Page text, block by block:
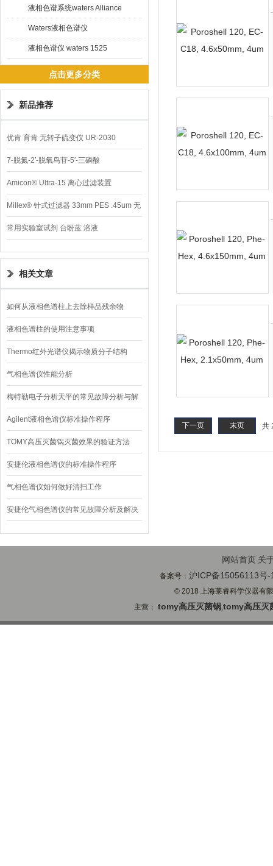
液相色谱系统waters Alliance
HPLC
Waters液相色谱仪
液相色谱仪 waters 1525
点击更多分类
新品推荐
优肯 育肯 无转子硫变仪 UR-2030
7-脱氮-2′-脱氧鸟苷-5′-三磷酸
Amicon® Ultra-15 离心过滤装置
Millex® 针式过滤器 33mm PES .45um 无
菌
常用实验室试剂 台盼蓝 溶液
相关文章
如何从液相色谱柱上去除样品残余物
液相色谱柱的使用注意事项
Thermo红外光谱仪揭示物质分子结构
气相色谱仪性能分析
梅特勒电子分析天平的常见故障分析与解
决
Agilent液相色谱仪标准操作程序
TOMY高压灭菌锅灭菌效果的验证方法
安捷伦液相色谱仪的标准操作程序
气相色谱仪如何做好清扫工作
安捷伦气相色谱仪的常见故障分析及解决
方法
共
下一页 末页
网站首页 关
备案号：沪ICP备15056113号-
© 2018 上海莱睿科学仪器有
主营：tomy高压灭菌锅,tomy高压灭